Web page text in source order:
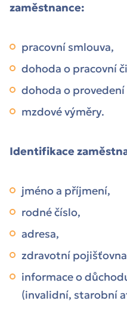
zaměstnance:
pracovní smlouva,
dohoda o pracovní
dohoda o provedení
mzdové výměry.
Identifikace
jméno a příjmení,
rodné číslo,
adresa,
zdravotní
informace o
(invalidní, starobní